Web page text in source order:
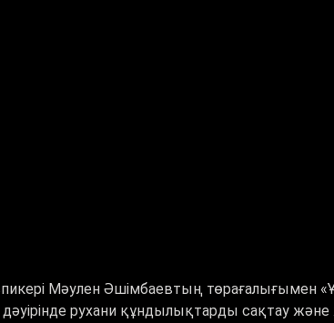
Мәулен Әшімбаевтың төрағалығымен
рухани құндылықтарды сақтау және